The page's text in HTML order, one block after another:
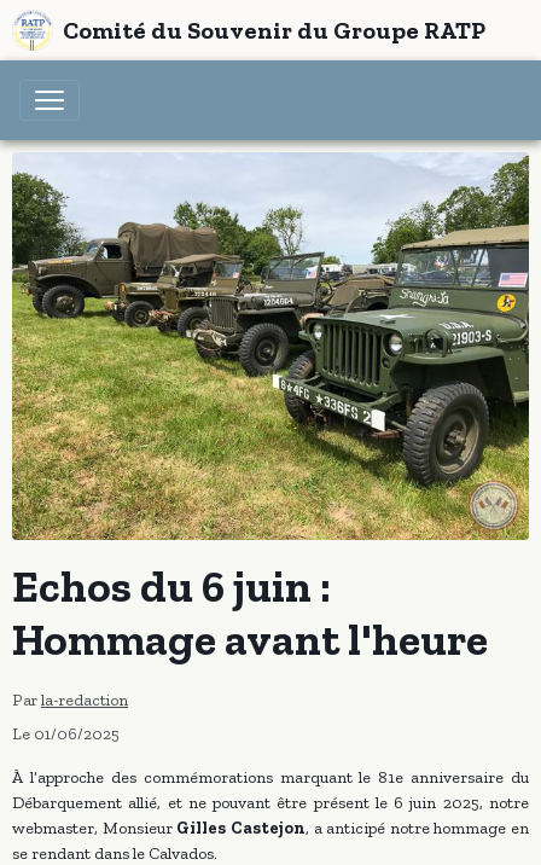
Comité du Souvenir du Groupe RATP
Echos du 6 juin :
Hommage avant l'heure
Parla-redaction
Le 01/06/2025
À l’approche des commémorations marquant le 81e anniversaire du
Débarquement allié, et ne pouvant être présent le 6 juin 2025, notre
webmaster, Monsieur Gilles Castejon, a anticipé notre hommage en
se rendant dans le Calvados.